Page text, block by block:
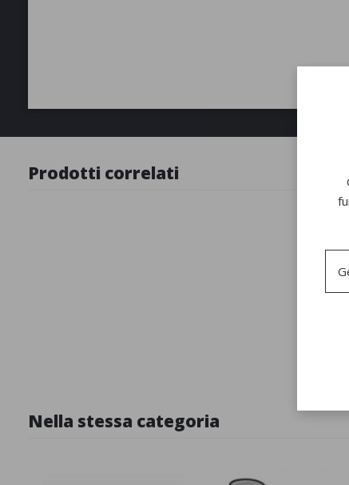
Prodotti correlati
Nella stessa categoria